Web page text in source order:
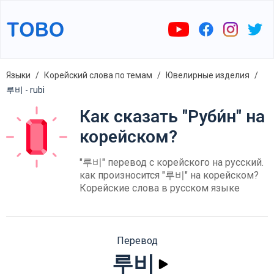
Языки Корейский слова по темам
Ювелирные изделия
루비 - rubi
Как сказать "Руби́н" на
корейском?
"루비" перевод с корейского на русский.
как произносится "루비" на корейском?
Корейские слова в русском языке
Перевод
루비